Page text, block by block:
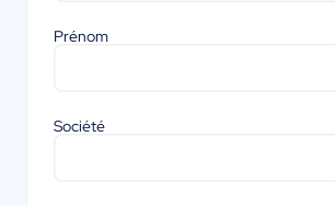
Prénom
Société